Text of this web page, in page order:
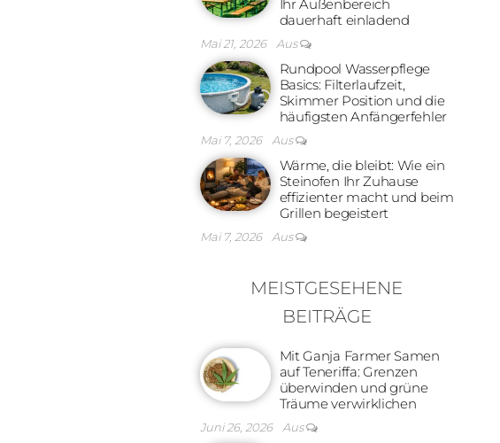
Ihr Außenbereich
dauerhaft einladend
Mai 21, 2026 Aus
Rundpool Wasserpflege
Basics: Filterlaufzeit,
Skimmer Position und die
häufigsten Anfängerfehler
Mai 7, 2026 Aus
Wärme, die bleibt: Wie ein
Steinofen Ihr Zuhause
effizienter macht und beim
Grillen begeistert
Mai 7, 2026 Aus
MEISTGESEHENE
BEITRÄGE
Mit Ganja Farmer Samen
auf Teneriffa: Grenzen
überwinden und grüne
Träume verwirklichen
Juni 26, 2026 Aus